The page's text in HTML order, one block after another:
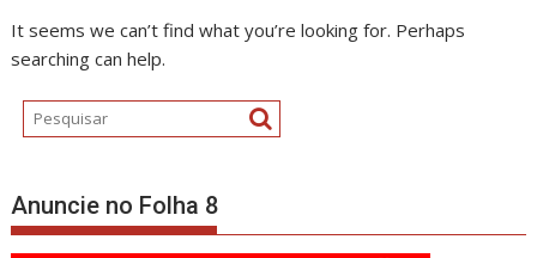
It seems we can’t find what you’re looking for. Perhaps
searching can help.
Anuncie no Folha 8